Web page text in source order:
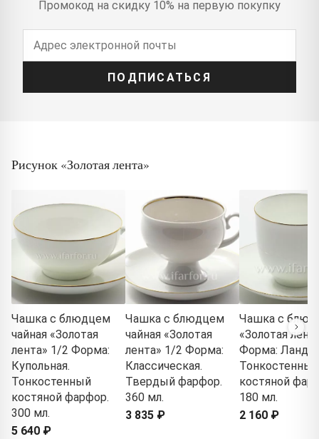
Промокод на скидку 10% на первую покупку
ПОДПИСАТЬСЯ
Рисунок «Золотая лента»
Чашка с блюдцем
чайная «Золотая
лента» 1/2 Форма:
Купольная.
Тонкостенный
костяной фарфор.
300 мл.
5 640 ₽
Чашка с блюдцем
чайная «Золотая
лента» 1/2 Форма:
Классическая.
Твердый фарфор.
360 мл.
3 835 ₽
Чашка с
«Золотая
Форма:
Тонкостенный
костяной
180 мл.
2 160 ₽